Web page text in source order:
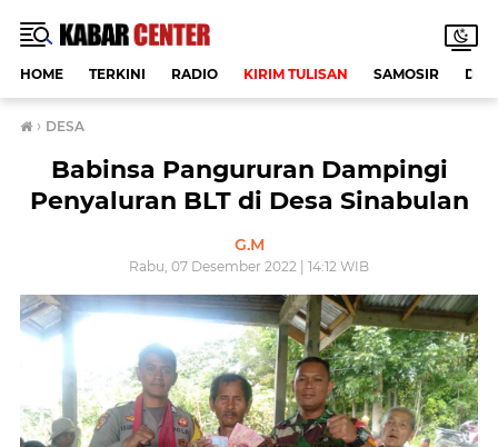
HOME TERKINI RADIO KIRIM TULISAN SAMOSIR
› DESA
Babinsa Pangururan Dampingi
Penyaluran BLT di Desa Sinabulan
G.M
Rabu, 07 Desember 2022 | 14:12 WIB